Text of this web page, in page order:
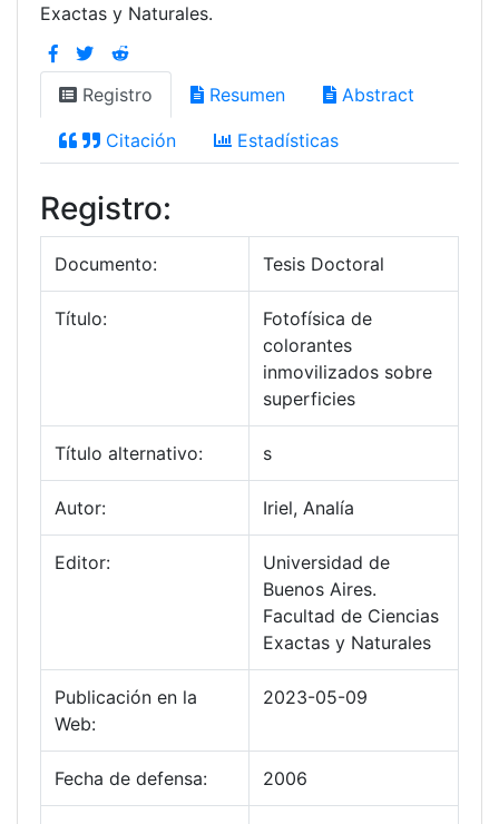
Exactas y Naturales.
Registro Resumen Abstract
Citación Estadísticas
Registro:
Documento: Tesis Doctoral
Título:
Fotofísica de
colorantes
inmovilizados sobre
superficies
Título alternativo: s
Autor: Iriel, Analía
Editor:
Universidad de
Buenos Aires.
Facultad de Ciencias
Exactas y Naturales
Publicación en la
Web:
2023-05-09
Fecha de defensa: 2006